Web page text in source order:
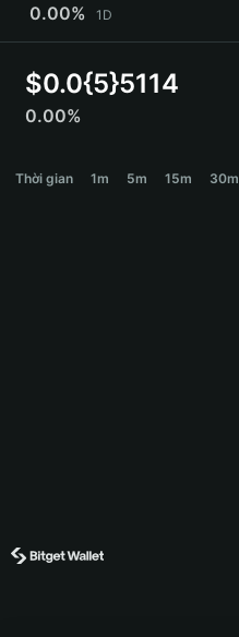
ภาษาไทย
हिन्दी
Español
Português (Brasil)
0.00%
1D
$0.0{5}5114
0.00%
Thời gian 1m 5m 15m 30m